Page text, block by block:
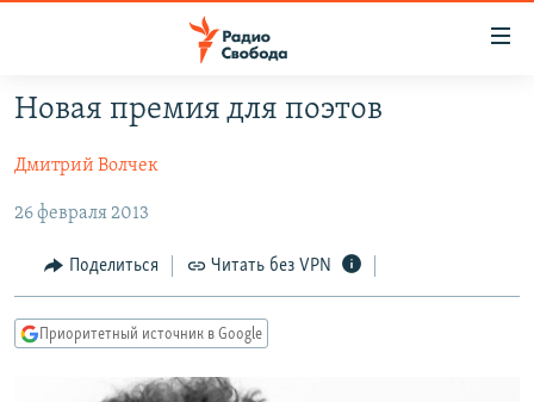
упрощенного
Вернуться
содержанию
Вернутся
главной
ПРОГРАММЫ
ПОДКАСТЫ
АВТОРСКИЕ ПРОЕКТЫ
ЦИТАТЫ СВОБОДЫ
МНЕНИЯ
КУЛЬТУРА
IDEL.РЕАЛИИ
Новая премия для поэтов
Дмитрий Волчек
26 февраля 2013
Поделиться Читать без VPN
Приоритетный источник в Google